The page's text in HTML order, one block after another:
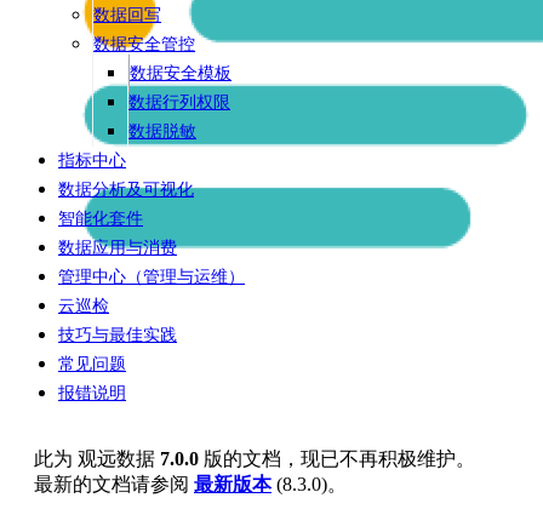
数据回写
数据安全管控
数据安全模板
数据行列权限
数据脱敏
指标中心
数据分析及可视化
智能化套件
数据应用与消费
管理中心（管理与运维）
云巡检
技巧与最佳实践
常见问题
报错说明
此为 观远数据 7.0.0 版的文档，现已不再积极维护。
最新的文档请参阅 最新版本(8.3.0)。